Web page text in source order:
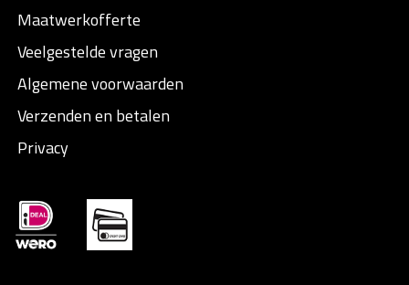
Maatwerkofferte
Veelgestelde vragen
Algemene voorwaarden
Verzenden en betalen
Privacy